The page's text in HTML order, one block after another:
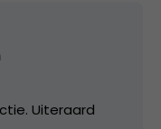
Uiteraard